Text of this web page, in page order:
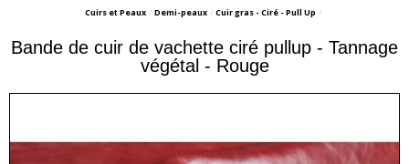
Cuirs et Peaux Demi-peaux Cuir gras - Ciré - Pull Up
Bande de cuir de vachette ciré pullup - Tannage
végétal - Rouge